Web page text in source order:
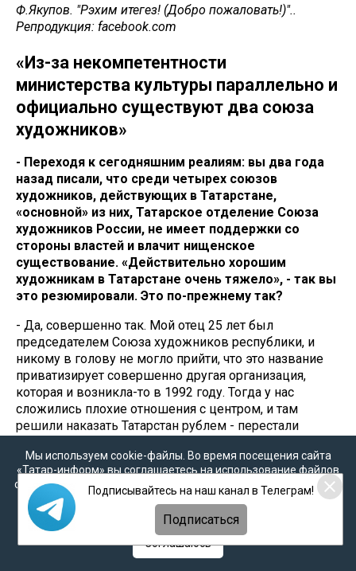
Ф.Якупов. "Рэхим итегез! (Добро пожаловать!)"..
Репродукция: facebook.com
«Из-за некомпетентности
министерства культуры параллельно и
официально существуют два союза
художников»
- Переходя к сегодняшним реалиям: вы два года
назад писали, что среди четырех союзов
художников, действующих в Татарстане,
«основной» из них, Татарское отделение Союза
художников России, не имеет поддержки со
стороны властей и влачит нищенское
существование. «Действительно хорошим
художникам в Татарстане очень тяжело», - так вы
это резюмировали. Это по-прежнему так?
- Да, совершенно так. Мой отец 25 лет был
председателем Союза художников республики, и
никому в голову не могло прийти, что это название
приватизирует совершенно другая организация,
которая и возникла-то в 1992 году. Тогда у нас
сложились плохие отношения с центром, и там
решили наказать Татарстан рублем - перестали
референтом в творческой мастерской и помню, как
мы по 7-8 месяцев не получали зарплату и не могли
выплатить аренду за мастерские. Спасибо Минтимеру
Шариповичу, помог тогда с долгами по аренде, но это
была разовая инъекция. И вот тогда возникла идея
создать свою республиканскую структуру,
«маневренный» Союз, который существовал бы
Мы используем cookie-файлы. Во время посещения сайта
«Татар-информ» вы соглашаетесь на использование файлов
cookie в соответствии с настоящим уведомлением, согласием
наобработку персональных данных,Политикой о
персональных данных
Политикой конфиденциальности
Соглашаюсь
Подписывайтесь на наш канал в Телеграм!
Подписаться